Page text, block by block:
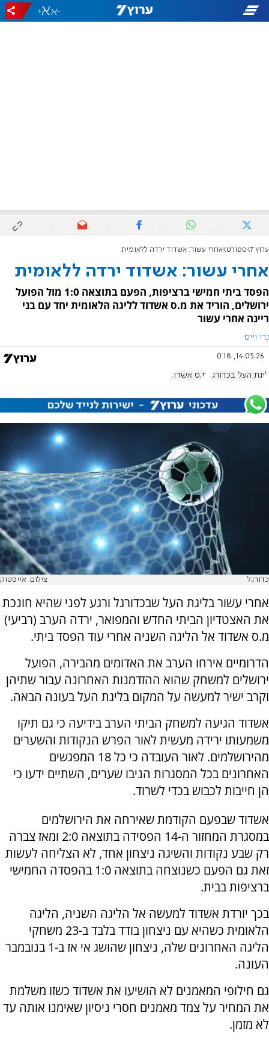
-
+
ערוץ 7 ספורט אחרי עשור: אשדוד ירדה ללאומית
אחרי עשור: אשדוד ירדה ללאומית
הפסד ביתי חמישי ברציפות, הפעם בתוצאה 1:0 מול הפועל
ירושלים, הוריד את מ.ס אשדוד לליגה הלאומית יחד עם בני
ריינה אחרי עשור
נרי וייס
14.05.26, 0:18
ליגת העל בכדורגל מ.ס אשדוד
כדורגל צילום: אייסטוק
אחרי עשור בליגת העל שבכדורגל ורגע לפני שהיא חונכת
את האצטדיון הביתי החדש והמפואר, ירדה הערב (רביעי)
מ.ס אשדוד אל הליגה השניה אחרי עוד הפסד ביתי.
הדרומיים אירחו הערב את האדומים מהבירה, הפועל
ירושלים למשחק שהוא ההזדמנות האחרונה עבור שתיהן
וקרב ישיר למעשה על המקום בליגת העל בעונה הבאה.
אשדוד הגיעה למשחק הביתי הערב בידיעה כי גם תיקו
משמעותו ירידה מעשית לאור הפרש הנקודות והשערים
מהירושלמים. לאור העובדה כי כל 18 המפגשים
האחרונים בכל המסגרות הניבו שערים, השתיים ידעו כי
הן חייבות לכבוש בכדי לשרוד.
אשדוד שבפעם הקודמת שאירחה את הירושלמים
במסגרת המחזור ה-14 הפסידה בתוצאה 2:0 ומאז צברה
רק שבע נקודות והשיגה ניצחון אחד, לא הצליחה לעשות
זאת גם הפעם כשנוצחה בתוצאה 1:0 בהפסדה החמישי
ברציפות בבית.
בכך יורדת אשדוד למעשה אל הליגה השניה, הליגה
הלאומית כשהיא עם ניצחון בודד בלבד ב-23 משחקי
הליגה האחרונים שלה, ניצחון שהושג אי אז ב-1 בנובמבר
העונה.
גם חילופי המאמנים לא הושיעו את אשדוד כשזו משלמת
את המחיר על צמד מאמנים חסרי ניסיון שאימנו אותה עד
לא מזמן.